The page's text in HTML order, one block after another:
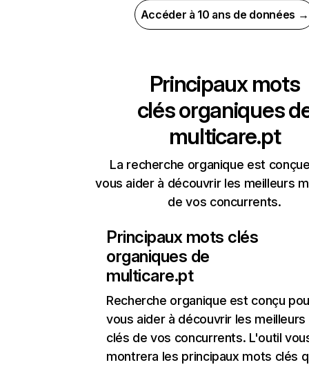
Accéder à 10 ans de données →
Principaux mots
clés organiques
multicare.pt
La recherche organique est
vous aider à découvrir les meilleurs
de vos concurrents.
Principaux mots clés
organiques de
multicare.pt
Recherche organique est conçu
vous aider à découvrir les
clés de vos concurrents. L'outil
montrera les principaux mots clés